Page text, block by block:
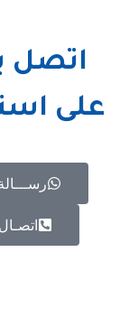
اتصل
على